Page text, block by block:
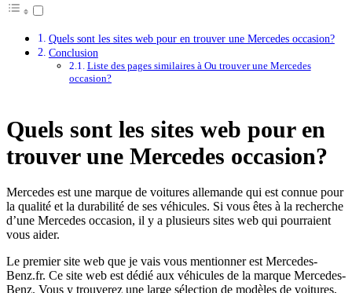
Quels sont les sites web pour en trouver une Mercedes occasion?
Conclusion
Liste des pages similaires à Ou trouver une Mercedes
occasion?
Quels sont les sites web pour en
trouver une Mercedes occasion?
Mercedes est une marque de voitures allemande qui est connue pour
la qualité et la durabilité de ses véhicules. Si vous êtes à la recherche
d’une Mercedes occasion, il y a plusieurs sites web qui pourraient
vous aider.
Le premier site web que je vais vous mentionner est Mercedes-
Benz.fr. Ce site web est dédié aux véhicules de la marque Mercedes-
Benz. Vous y trouverez une large sélection de modèles de voitures,